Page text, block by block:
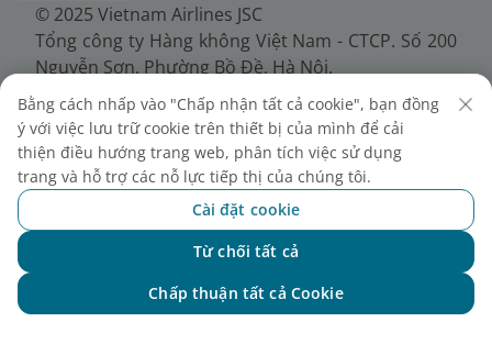
© 2025 Vietnam Airlines JSC
Tổng công ty Hàng không Việt Nam - CTCP. Số 200
Nguyễn Sơn, Phường Bồ Đề, Hà Nội.
Điện thoại: (+84-24) 38272289. Fax: (+84-24)
38722375
Giấy chứng nhận đăng ký doanh nghiệp, mã số
doanh nghiệp 0100107518, đăng ký lần đầu ngày
30/6/2010, đăng ký thay đổi lần thứ 10 ngày
24/7/2025, cấp bởi Sở Tài chính Thành phố Hà Nội.
Bằng cách nhấp vào "Chấp nhận tất cả cookie", bạn đồng
ý với việc lưu trữ cookie trên thiết bị của mình để cải
thiện điều hướng trang web, phân tích việc sử dụng
trang và hỗ trợ các nỗ lực tiếp thị của chúng tôi.
Cài đặt cookie
Từ chối tất cả
Chấp thuận tất cả Cookie